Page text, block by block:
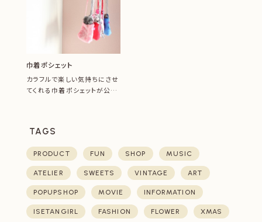
巾着ポシェット
カラフルで楽しい気持ちにさせ
てくれる巾着ポシェットが公開
TAGS
PRODUCT FUN SHOP MUSIC
ATELIER SWEETS VINTAGE ART
POPUPSHOP MOVIE INFORMATION
ISETANGIRL FASHION FLOWER XMAS